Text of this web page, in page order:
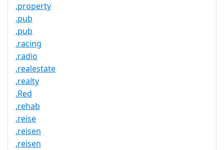
.property
.pub
.pub
.racing
.radio
.realestate
.realty
.Red
.rehab
.reise
.reisen
.reisen